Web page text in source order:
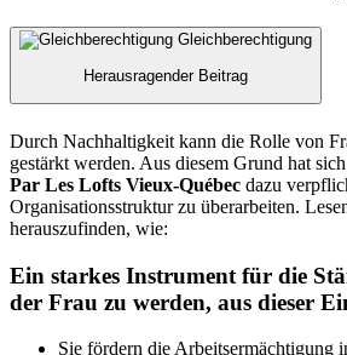
Gleichberechtigung
Herausragender Beitrag
Durch Nachhaltigkeit kann die Rolle von
gestärkt werden. Aus diesem Grund hat sich
Par Les Lofts Vieux-Québec dazu
Organisationsstruktur zu überarbeiten.
herauszufinden, wie:
Ein starkes Instrument für die
der Frau zu werden, aus dieser
Sie fördern die Arbeitsermächtigung